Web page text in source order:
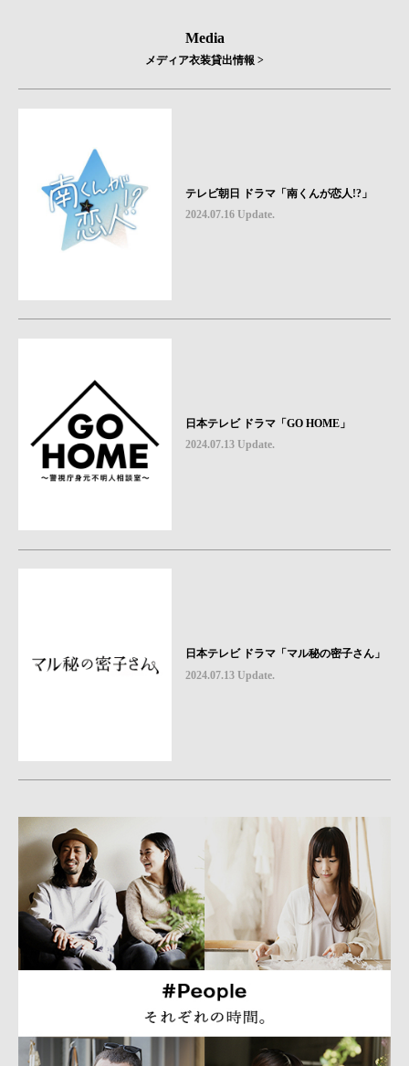
Media
メディア衣装貸出情報 >
テレビ朝日 ドラマ「南くんが恋人!?」
2024.07.16 Update.
日本テレビ ドラマ「GO HOME」
2024.07.13 Update.
日本テレビ ドラマ「マル秘の密子さん」
2024.07.13 Update.